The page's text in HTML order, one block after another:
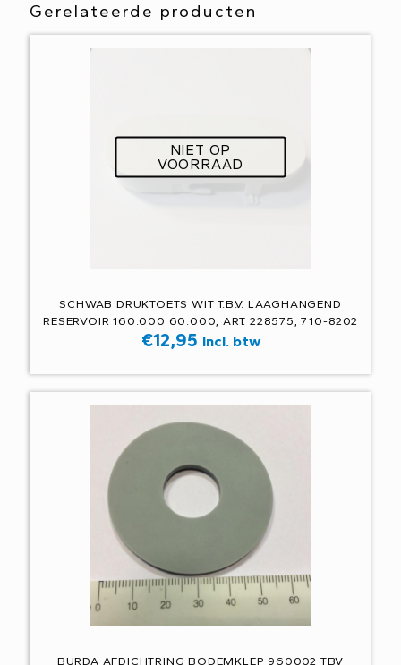
Gerelateerde producten
NIET OP
VOORRAAD
SCHWAB DRUKTOETS WIT T.B.V. LAAGHANGEND
RESERVOIR 160.000 60.000, ART. 228575, 710-8202
€12,95 Incl. btw
BURDA AFDICHTRING BODEMKLEP 960002 TBV